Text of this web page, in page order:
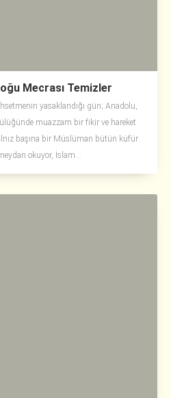
Mecrası Temizler
yasaklandığı gün; Anadolu,
muazzam bir fikir ve hareket
başına bir Müslüman bütün küfür
okuyor, İslam...